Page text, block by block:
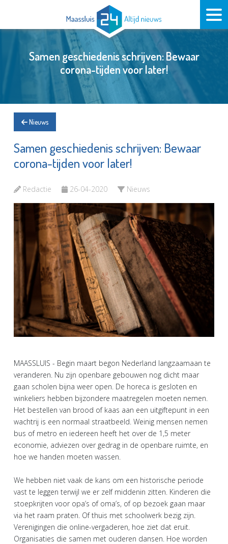
Samen geschiedenis schrijven: Bewaar
corona-tijden voor later!
Nieuws
Samen geschiedenis schrijven: Bewaar
corona-tijden voor later!
Redactie 26-04-2020 Nieuws
MAASSLUIS - Begin maart begon Nederland langzaamaan te
veranderen. Nu zijn openbare gebouwen nog dicht maar
gaan scholen bijna weer open. De horeca is gesloten en
winkeliers hebben bijzondere maatregelen moeten nemen.
Het bestellen van brood of kaas aan een uitgiftepunt in een
wachtrij is een normaal straatbeeld. Weinig mensen nemen
bus of metro en iedereen heeft het over de 1,5 meter
economie, adviezen over gedrag in de openbare ruimte, en
hoe we handen moeten wassen.
We hebben niet vaak de kans om een historische periode
vast te leggen terwijl we er zelf middenin zitten. Kinderen die
stoepkrijten voor opa’s of oma’s, of op bezoek gaan maar
via het raam praten. Of thuis met schoolwerk bezig zijn.
Verenigingen die online-vergaderen, hoe ziet dat eruit.
Organisaties die samen met ouderen dansen. Hoe worden